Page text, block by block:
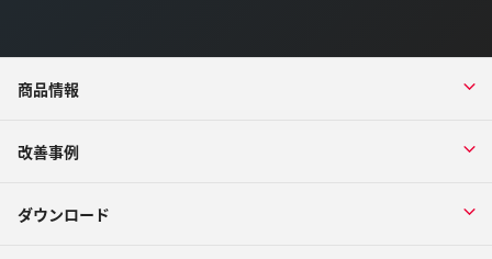
商品情報
改善事例
ダウンロード